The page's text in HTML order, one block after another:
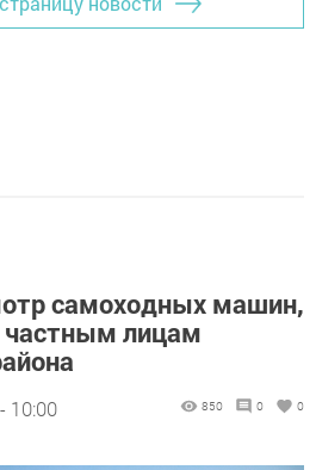
самоходных машин,
лицам
10:00 850 0 0